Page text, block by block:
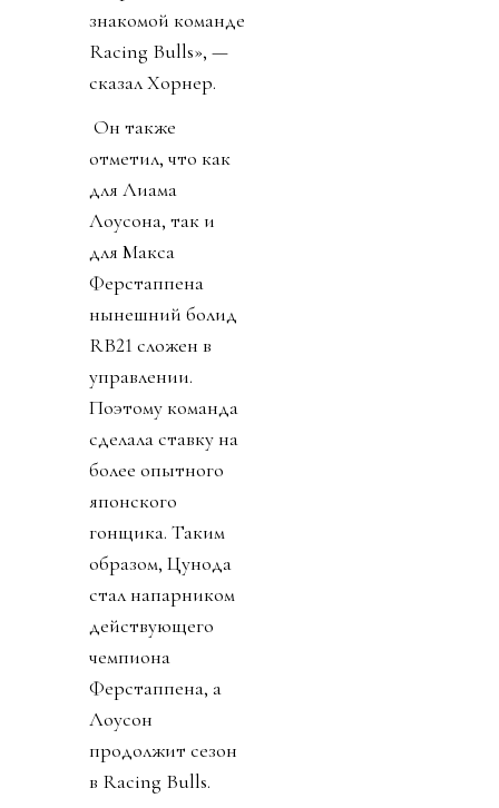
знакомой команде
Racing Bulls», —
сказал Хорнер.
Он также
отметил, что как
для Лиама
Лоусона, так и
для Макса
Ферстаппена
нынешний болид
RB21 сложен в
управлении.
Поэтому команда
сделала ставку на
более опытного
японского
гонщика. Таким
образом, Цунода
стал напарником
действующего
чемпиона
Ферстаппена, а
Лоусон
продолжит сезон
в Racing Bulls.